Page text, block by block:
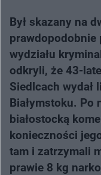
Był skazany na
prawdopodobnie
wydziału
odkryli, że 43-
Siedlcach wydał
Białymstoku. Po
białostocką
konieczności
tam i zatrzymali
prawie 8 kg